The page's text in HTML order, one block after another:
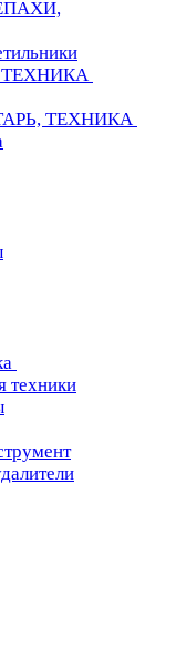
ТЕХНИКА
техники